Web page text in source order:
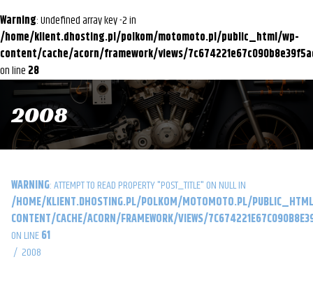
Warning : Undefined array key -2 in
/home/klient.dhosting.pl/polkom/motomoto.pl/public_html/wp-
content/cache/acorn/framework/views/
on line 28
2008
WARNING : ATTEMPT TO READ PROPERTY "POST_TITLE" ON NULL IN
/HOME/KLIENT.DHOSTING.PL/POLKOM/MOTOMOTO.PL/
CONTENT/CACHE/ACORN/FRAMEWORK/VIEWS/
ON LINE61
/ 2008